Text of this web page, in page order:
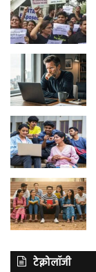
टेक्नोलॉजी